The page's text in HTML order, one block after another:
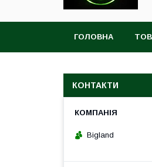
ГОЛОВНА
КОНТАКТИ
Bigland